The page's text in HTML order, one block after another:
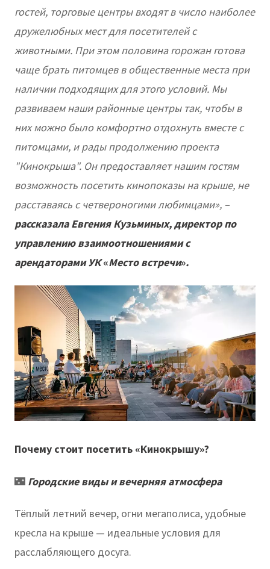
гостей, торговые центры входят в число наиболее
дружелюбных мест для посетителей с
животными. При этом половина горожан готова
чаще брать питомцев в общественные места при
наличии подходящих для этого условий. Мы
развиваем наши районные центры так, чтобы в
них можно было комфортно отдохнуть вместе с
питомцами, и рады продолжению проекта
"Кинокрыша". Он предоставляет нашим гостям
возможность посетить кинопоказы на крыше, не
расставаясь с четвероногими любимцами», –
рассказала Евгения Кузьминых, директор по
управлению взаимоотношениями с
арендаторами УК«Место встречи».
Почему стоит посетить «Кинокрышу»?
🌃 Городские виды и вечерняя атмосфера
Тёплый летний вечер, огни мегаполиса, удобные
кресла на крыше — идеальные условия для
расслабляющего досуга.